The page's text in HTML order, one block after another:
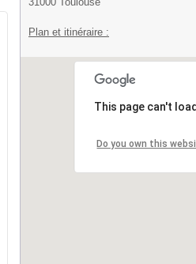
Plan et itinéraire :
This page can't
Do you own this